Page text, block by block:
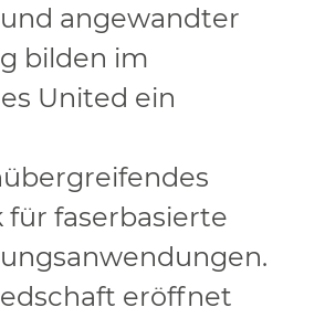
angewandter
bilden im
United ein
für faserbasierte
eröffnet